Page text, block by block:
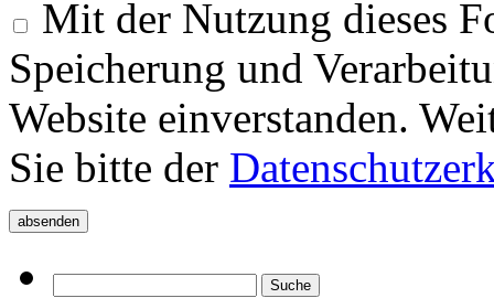
Mit der Nutzung dieses
Speicherung und
Website einverstanden.
Sie bitte der